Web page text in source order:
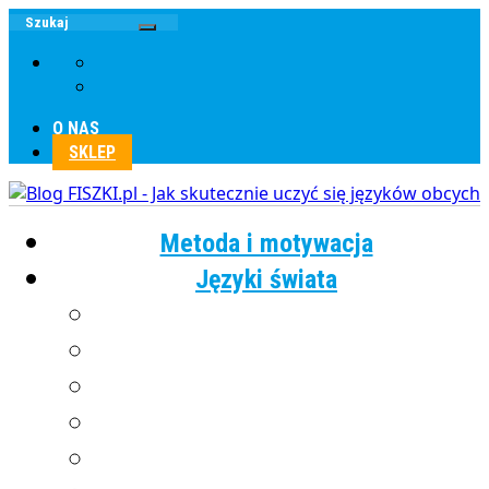
O NAS
SKLEP
Metoda i motywacja
Języki świata